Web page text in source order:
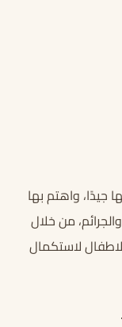
جيدًا، واهتم بها
من خلال
لاستكمال